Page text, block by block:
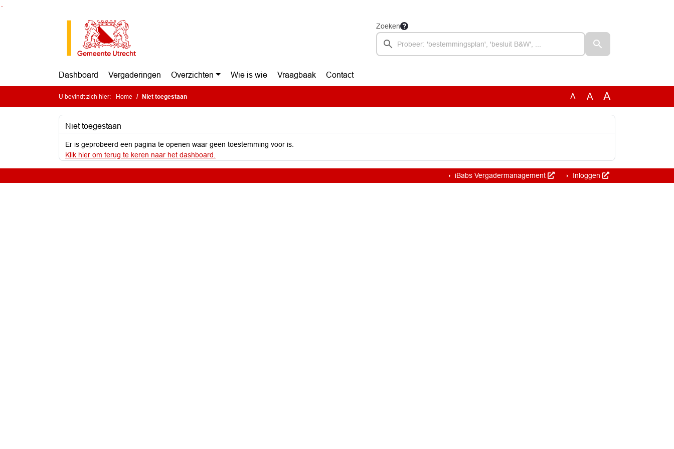
Zoeken
Dashboard Vergaderingen Overzichten Wie is wie Vraagbaak Contact
U bevindt zich hier: Home Niet toegestaan A A A
Niet toegestaan
Er is geprobeerd een pagina te openen waar geen toestemming voor is.
Klik hier om terug te keren naar het dashboard.
iBabs Vergadermanagement Inloggen